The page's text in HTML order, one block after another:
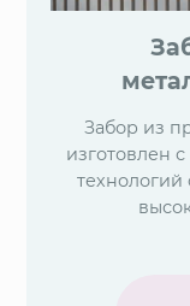
Забор из
изготовлен